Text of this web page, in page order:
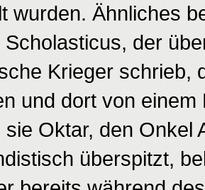
wurden. Ähnliches
der
Krieger schrieb,
und dort von
sie Oktar, den Onkel
überspitzt,